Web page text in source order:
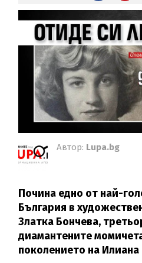
Автор: Lupa.bg
Почина едно от най-
България в
Златка Бончева,
диамантените
поколението на Илиана